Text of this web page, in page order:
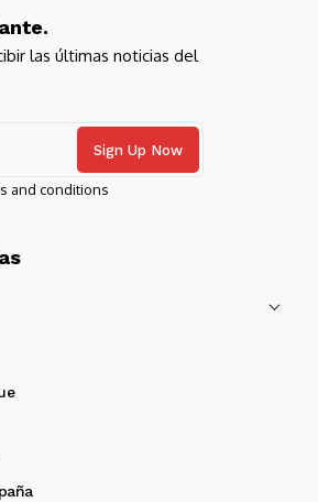
las últimas noticias del
and conditions